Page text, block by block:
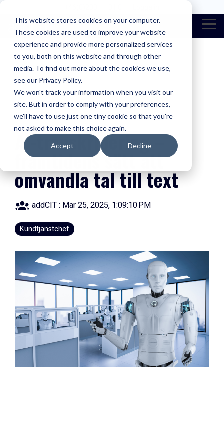
This website stores cookies on your computer.
These cookies are used to improve your website
experience and provide more personalized services
to you, both on this website and through other
media. To find out more about the cookies we use,
see our Privacy Policy.
We won't track your information when you visit our
site. But in order to comply with your preferences,
we'll have to use just one tiny cookie so that you're
not asked to make this choice again.
Accept Decline
main
content.
Våra lösningar
XP Molnväxel
XP Contact Center
Operatörstjänster
addCIT administrationscenter
Voice for CRM
För vem?
Beslutsfattare
Sakkunning
1 MIN READ
AI-transkribering –
framtidens sätt att
omvandla tal till text
addCIT : Mar 25, 2025, 1:09:10 PM
Kundtjänstchef